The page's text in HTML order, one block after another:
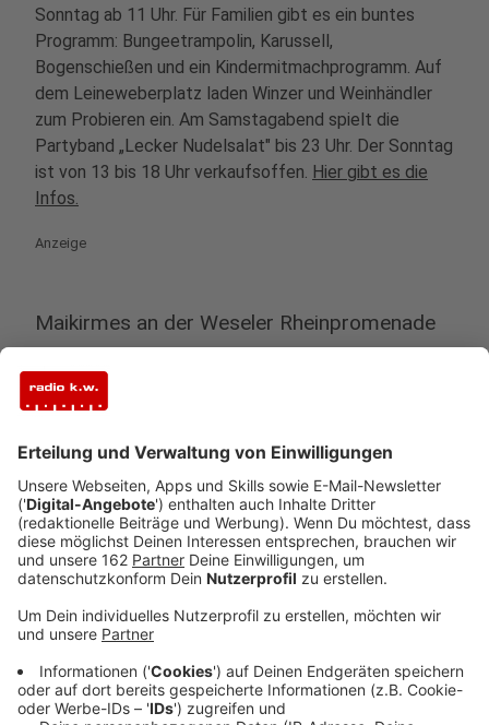
Sonntag ab 11 Uhr. Für Familien gibt es ein buntes
Programm: Bungeetrampolin, Karussell,
Bogenschießen und ein Kindermitmachprogramm. Auf
dem Leineweberplatz laden Winzer und Weinhändler
zum Probieren ein. Am Samstagabend spielt die
Partyband „Lecker Nudelsalat" bis 23 Uhr. Der Sonntag
ist von 13 bis 18 Uhr verkaufsoffen. Hier gibt es die
Infos.
Anzeige
Maikirmes an der Weseler Rheinpromenade
Anzeige
Gestern (30.4.) war schon Eröffnung mit Happy Hour
an der Rheinpromenade. Insgesamt sind über 30
Schaustellerbetriebe dabei, darunter auch mehrere
große Fahrgeschäfte wie der Autoscooter. Hinzu
kommen viele Los-, Spiel- und Imbissbuden. Bis zum
vergangenen Jahr hatte die Maikirmes noch ein
Zwischenquartier an der Rundsporthalle in
Fusternberg. Das lag daran, dass die traditionelle
Festwiese wegen Bauarbeiten gesperrt war. Jetzt ist
wieder alles wie früher. Die Weseler Maikirmes hat
täglich bis 22 Uhr auf.Mehr dazu hier.